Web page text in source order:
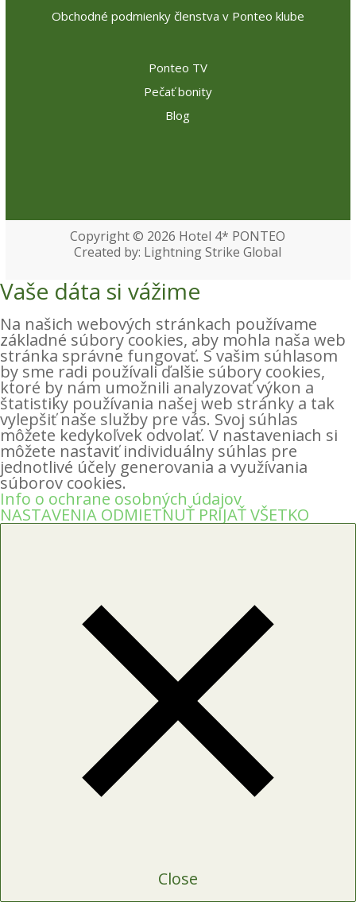
Obchodné podmienky členstva v Ponteo klube
Ponteo TV
Pečať bonity
Blog
Copyright © 2026 Hotel 4* PONTEO
Created by: Lightning Strike Global
Vaše dáta si vážime
Na našich webových stránkach používame
základné súbory cookies, aby mohla naša web
stránka správne fungovať. S vašim súhlasom
by sme radi používali ďalšie súbory cookies,
ktoré by nám umožnili analyzovať výkon a
štatistiky používania našej web stránky a tak
vylepšiť naše služby pre vás. Svoj súhlas
môžete kedykoľvek odvolať. V nastaveniach si
môžete nastaviť individuálny súhlas pre
jednotlivé účely generovania a využívania
súborov cookies.
Info o ochrane osobných údajov
NASTAVENIA ODMIETNUŤ PRIJAŤ VŠETKO
Close